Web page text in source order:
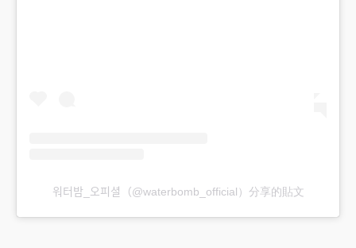
워터밤_오피셜（@waterbomb_official）分享的貼文